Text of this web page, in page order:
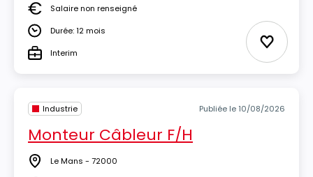
SalaireSalaire non renseigné
DuréeDurée: 12 mois
TypeInterim Ajouter
Industrie Publiée le 10/08/2026
Monteur Câbleur F/H
Lieu Le Mans - 72000